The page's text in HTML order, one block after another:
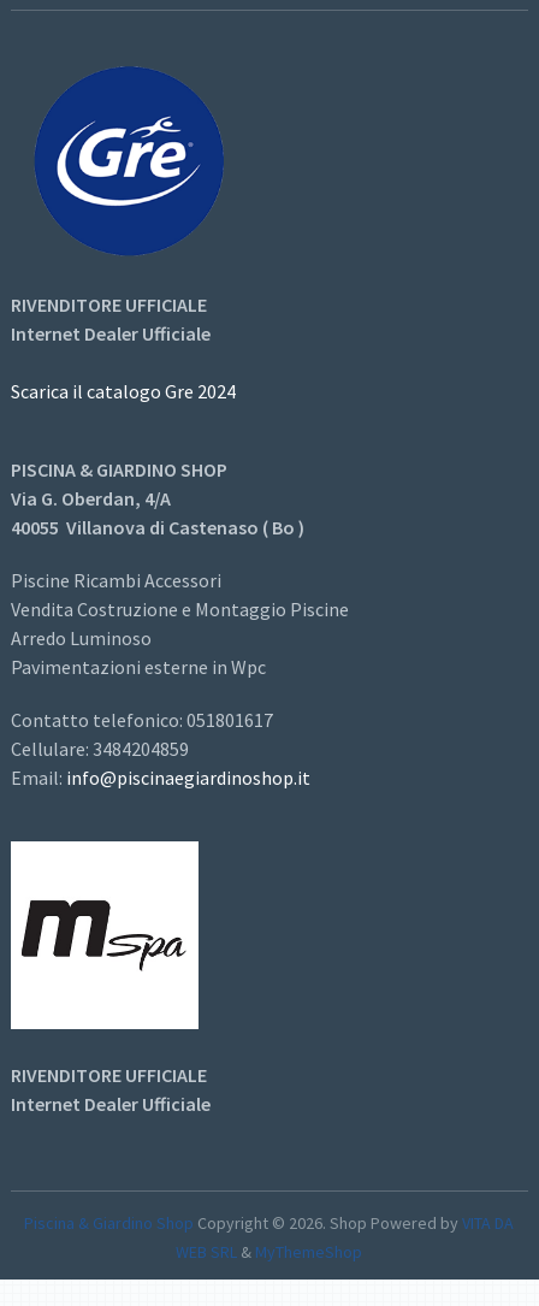
RIVENDITORE UFFICIALE
Internet Dealer Ufficiale
Scarica il catalogo Gre 2024
PISCINA & GIARDINO SHOP
Via G. Oberdan, 4/A
40055 Villanova di Castenaso ( Bo )
Piscine Ricambi Accessori
Vendita Costruzione e Montaggio Piscine
Arredo Luminoso
Pavimentazioni esterne in Wpc
Contatto telefonico: 051801617
Cellulare: 3484204859
Email: info@piscinaegiardinoshop.it
RIVENDITORE UFFICIALE
Internet Dealer Ufficiale
Piscina & Giardino Shop Copyright © 2026. Shop Powered byVITA DA
WEB SRL & MyThemeShop